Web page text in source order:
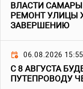
ВЛАСТИ
РЕМОНТ УЛИЦЫ
ЗАВЕРШЕНИЮ
06.08.2026 15:55
С 8 АВГУСТА
ПУТЕПРОВОДУ